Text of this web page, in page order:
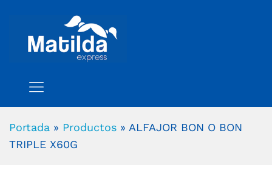
Portada » Productos » ALFAJOR BON O BON
TRIPLE X60G